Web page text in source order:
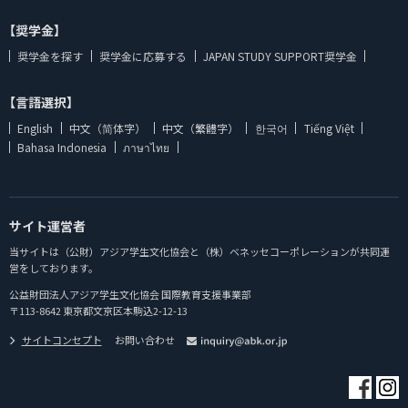
【奨学金】
奨学金を探す 奨学金に応募する JAPAN STUDY SUPPORT奨学金
【言語選択】
English 中文（简体字） 中文（繁體字） 한국어
Tiếng Việt
Bahasa Indonesia
ภาษาไทย
サイト運営者
当サイトは（公財）アジア学生文化協会と（株）ベネッセコーポレーションが共同運
営をしております。
公益財団法人アジア学生文化協会 国際教育支援事業部
〒113-8642 東京都文京区本駒込2-12-13
サイトコンセプト
お問い合わせ